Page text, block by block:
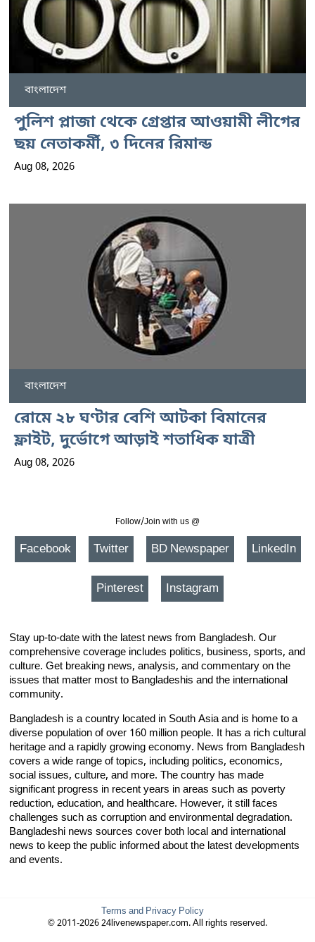
বাংলাদেশ
পুলিশ প্লাজা থেকে গ্রেপ্তার আওয়ামী লীগের
ছয় নেতাকর্মী, ৩ দিনের রিমান্ড
Aug 08, 2026
বাংলাদেশ
রোমে ২৮ ঘণ্টার বেশি আটকা বিমানের
ফ্লাইট, দুর্ভোগে আড়াই শতাধিক যাত্রী
Aug 08, 2026
Follow/Join with us @
Facebook Twitter BD Newspaper LinkedIn
Pinterest Instagram
Stay up-to-date with the latest news from Bangladesh. Our
comprehensive coverage includes politics, business, sports, and
culture. Get breaking news, analysis, and commentary on the
issues that matter most to Bangladeshis and the international
community.
Bangladesh is a country located in South Asia and is home to a
diverse population of over 160 million people. It has a rich cultural
heritage and a rapidly growing economy. News from Bangladesh
covers a wide range of topics, including politics, economics,
social issues, culture, and more. The country has made
significant progress in recent years in areas such as poverty
reduction, education, and healthcare. However, it still faces
challenges such as corruption and environmental degradation.
Bangladeshi news sources cover both local and international
news to keep the public informed about the latest developments
and events.
Terms and Privacy Policy
© 2011-2026 24livenewspaper.com. All rights reserved.